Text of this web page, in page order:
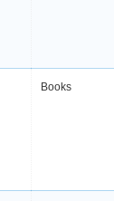
Books